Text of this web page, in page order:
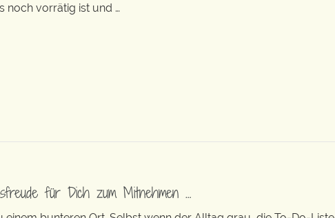
noch vorrätig ist und …
für Dich zum Mitnehmen …